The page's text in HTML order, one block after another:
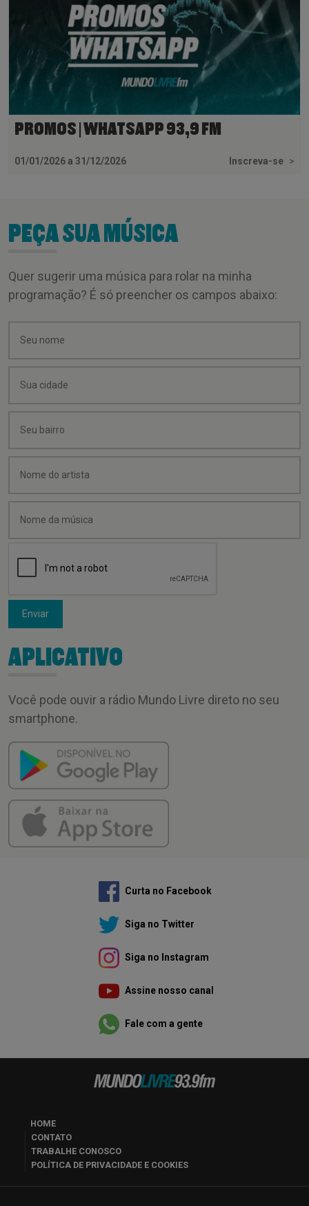
PROMOS | WHATSAPP 93,9 FM
01/01/2026 a 31/12/2026 Inscreva-se >
PEÇA SUA MÚSICA
Quer sugerir uma música para rolar na minha
programação? É só preencher os campos abaixo:
Enviar
APLICATIVO
Você pode ouvir a rádio Mundo Livre direto no seu
smartphone.
Curta no Facebook
Siga no Twitter
Siga no Instagram
Assine nosso canal
Fale com a gente
HOME
CONTATO
TRABALHE CONOSCO
POLÍTICA DE PRIVACIDADE E COOKIES